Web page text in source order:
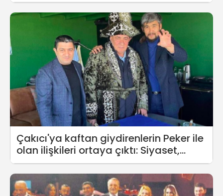
Çakıcı'ya kaftan giydirenlerin Peker ile
olan ilişkileri ortaya çıktı: Siyaset,
mafya ve ticaret ilişkisi